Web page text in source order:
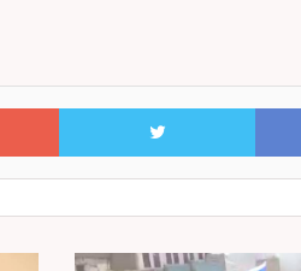
Facebook
Twitter